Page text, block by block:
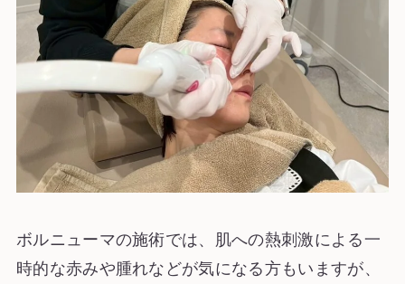
ボルニューマの施術では、肌への熱刺激による一
時的な赤みや腫れなどが気になる方もいますが、